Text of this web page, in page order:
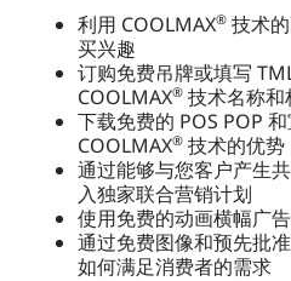
利用 COOLMAX® 技术
买兴趣
订购免费吊牌或填写
COOLMAX® 技术名称和
下载免费的 POS POP
COOLMAX® 技术的优势
通过能够与您客户产生
入独家联合营销计划
使用免费的动画横幅广
通过免费图像和预先批
如何满足消费者的需求